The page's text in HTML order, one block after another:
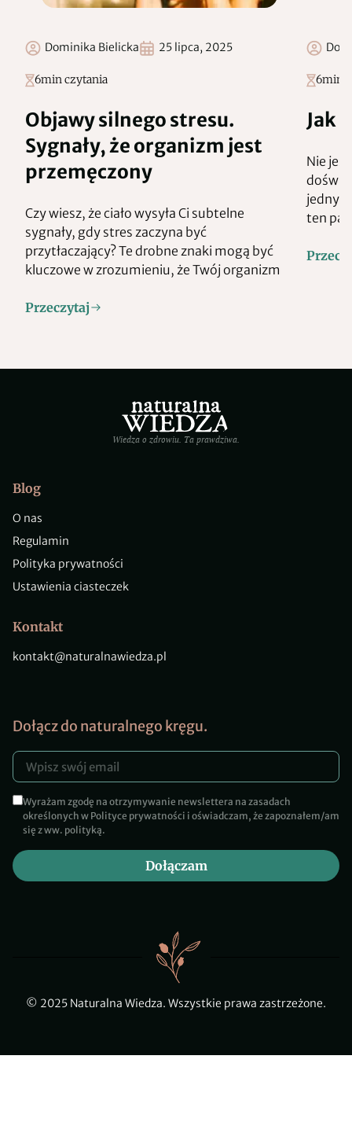
Dominika Bielicka 25 lipca, 2025
6min czytania
Objawy silnego stresu.
Sygnały, że organizm jest
przemęczony
Czy wiesz, że ciało wysyła Ci subtelne
sygnały, gdy stres zaczyna być
przytłaczający? Te drobne znaki mogą być
kluczowe w zrozumieniu, że Twój organizm
Przeczytaj
6min
Jak
Nie
ten
Wiedza o zdrowiu. Ta prawdziwa.
Blog
O nas
Regulamin
Polityka prywatności
Ustawienia ciasteczek
Kontakt
kontakt@naturalnawiedza.pl
Dołącz do naturalnego kręgu.
Wyrażam zgodę na otrzymywanie newslettera na zasadach
określonych w Polityce prywatności i oświadczam, że zapoznałem/am
się z ww. polityką.
Dołączam
© 2025 Naturalna Wiedza. Wszystkie prawa zastrzeżone.